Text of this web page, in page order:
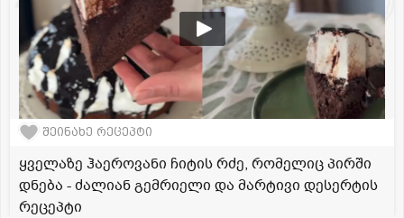
შეინახე რეცეპტი
ყველაზე ჰაეროვანი ჩიტის რძე, რომელიც პირში
დნება - ძალიან გემრიელი და მარტივი დესერტის
რეცეპტი